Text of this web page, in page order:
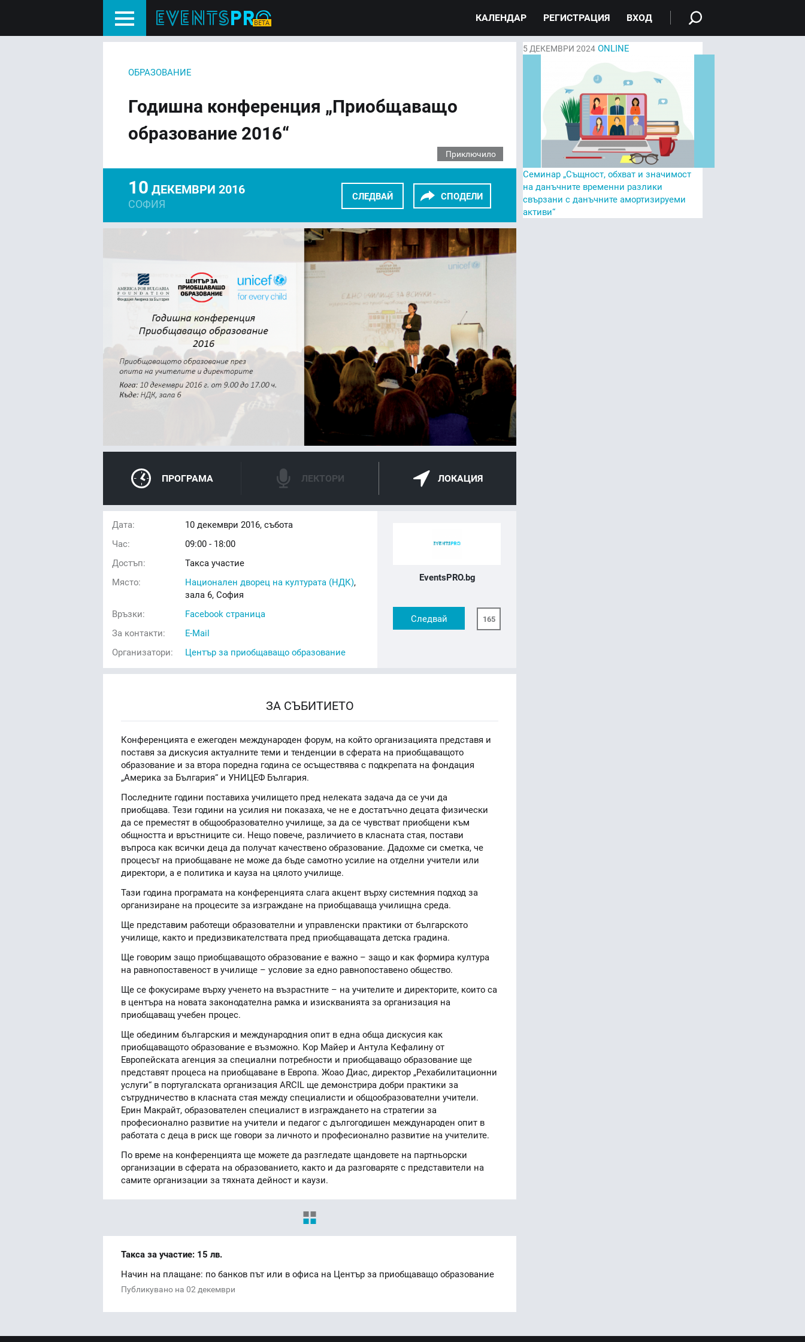
КАЛЕНДАР РЕГИСТРАЦИЯ ВХОД
ОБРАЗОВАНИЕ
Годишна конференция „Приобщаващо
образование 2016“
Приключило
СЛЕДВАЙ СПОДЕЛИ
10 ДЕКЕМВРИ 2016
СОФИЯ
FACEBOOK TWITTER GOOGLE+
ПРОГРАМА ЛЕКТОРИ ЛОКАЦИЯ
Дата: 10 декември 2016, събота
Час:
09:00 - 18:00
Достъп:
Такса участие
Място:
Национален дворец на културата (НДК),
зала 6, София
Връзки:
Facebook страница
За контакти:
E-Mail
Организатори:
Център за приобщаващо образование
EventsPRO.bg
Следвай 165
ЗА СЪБИТИЕТО
Конференцията е ежегоден международен форум, на който организацията представя и
поставя за дискусия актуалните теми и тенденции в сферата на приобщаващото
образование и за втора поредна година се осъществява с подкрепата на фондация
„Америка за България“ и УНИЦЕФ България.
Последните години поставиха училището пред нелеката задача да се учи да
приобщава. Тези години на усилия ни показаха, че не е достатъчно децата физически
да се преместят в общообразователно училище, за да се чувстват приобщени към
общността и връстниците си. Нещо повече, различието в класната стая, постави
въпроса как всички деца да получат качествено образование. Дадохме си сметка, че
процесът на приобщаване не може да бъде самотно усилие на отделни учители или
директори, а е политика и кауза на цялото училище.
Тази година програмата на конференцията слага акцент върху системния подход за
организиране на процесите за изграждане на приобщаваща училищна среда.
Ще представим работещи образователни и управленски практики от българското
училище, както и предизвикателствата пред приобщаващата детска градина.
Ще говорим защо приобщаващото образование е важно – защо и как формира култура
на равнопоставеност в училище – условие за едно равнопоставено общество.
Ще се фокусираме върху ученето на възрастните – на учителите и директорите, които са
в центъра на новата законодателна рамка и изискванията за организация на
приобщаващ учебен процес.
Ще обединим българския и международния опит в една обща дискусия как
приобщаващото образование е възможно. Кор Майер и Антула Кефалину от
Европейската агенция за специални потребности и приобщаващо образование ще
представят процеса на приобщаване в Европа. Жоао Диас, директор „Рехабилитационни
услуги“ в португалската организация ARCIL ще демонстрира добри практики за
сътрудничество в класната стая между специалисти и общообразователни учители.
Ерин Макрайт, образователен специалист в изграждането на стратегии за
професионално развитие на учители и педагог с дългогодишен международен опит в
работата с деца в риск ще говори за личното и професионално развитие на учителите.
По време на конференцията ще можете да разгледате щандовете на партньорски
организации в сферата на образованието, както и да разговаряте с представители на
самите организации за тяхната дейност и каузи.
Такса за участие: 15 лв.
Начин на плащане: по банков път или в офиса на Център за приобщаващо образование
Публикувано на 02 декември
5ДЕКЕМВРИ 2024 ONLINE
Семинар „Същност, обхват и значимост
на данъчните временни разлики
свързани с данъчните амортизируеми
активи“